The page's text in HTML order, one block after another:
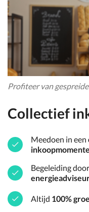
Profiteer van
Collectief
Meedoen in een
Begeleiding
Altijd 100%